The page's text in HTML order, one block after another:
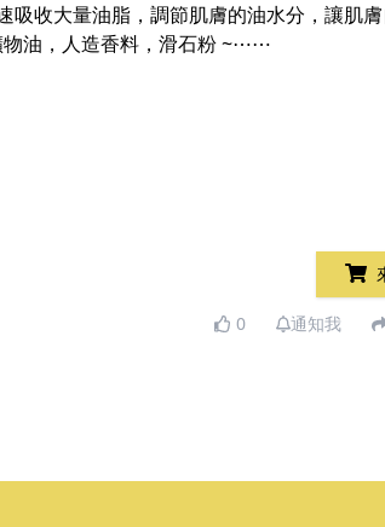
收大量油脂，調節肌膚的油水分，讓肌
物油，人造香料，滑石粉 ~⋯⋯
0 通知我